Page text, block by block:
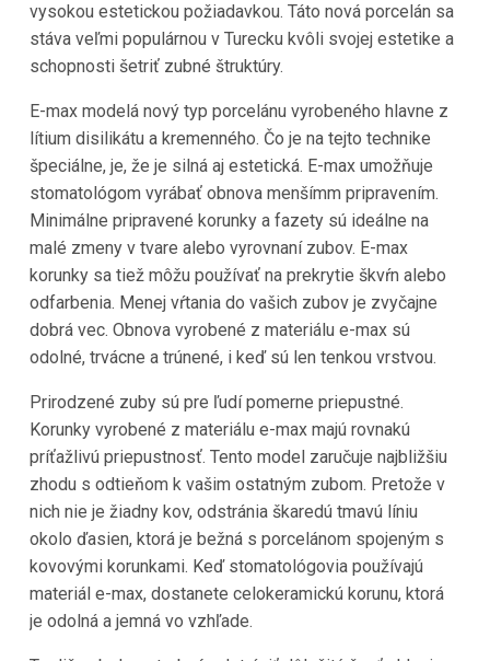
vysokou estetickou požiadavkou. Táto nová porcelán sa
stáva veľmi populárnou v Turecku kvôli svojej estetike a
schopnosti šetriť zubné štruktúry.
E-max modelá nový typ porcelánu vyrobeného hlavne z
lítium disilikátu a kremenného. Čo je na tejto technike
špeciálne, je, že je silná aj estetická. E-max umožňuje
stomatológom vyrábať obnova menšímm pripravením.
Minimálne pripravené korunky a fazety sú ideálne na
malé zmeny v tvare alebo vyrovnaní zubov. E-max
korunky sa tiež môžu používať na prekrytie škvŕn alebo
odfarbenia. Menej vŕtania do vašich zubov je zvyčajne
dobrá vec. Obnova vyrobené z materiálu e-max sú
odolné, trvácne a trúnené, i keď sú len tenkou vrstvou.
Prirodzené zuby sú pre ľudí pomerne priepustné.
Korunky vyrobené z materiálu e-max majú rovnakú
príťažlivú priepustnosť. Tento model zaručuje najbližšiu
zhodu s odtieňom k vašim ostatným zubom. Pretože v
nich nie je žiadny kov, odstránia škaredú tmavú líniu
okolo ďasien, ktorá je bežná s porcelánom spojeným s
kovovými korunkami. Keď stomatológovia používajú
materiál e-max, dostanete celokeramickú korunu, ktorá
je odolná a jemná vo vzhľade.